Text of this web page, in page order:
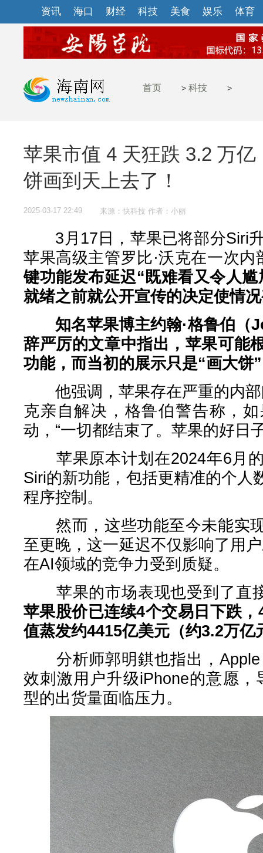
资讯 海口 财经 科技 美食 娱乐 体育
首页 > 科技 >
苹果市值 4 天狂跌 3.2 万
饼画到天上去了！
2025-03-17 22:49 来源：快科技 作者：小丽
3月17日，苹果已将部分Siri升
苹果高级主管罗比·沃克在一次内
键功能发布延迟“既难看又令人
就绪之前就公开宣传的决定使情
知名苹果博主约翰·格鲁伯
辞严厉的文章中指出，苹果可能
功能，而当初的展示只是“画大饼
他强调，苹果存在严重的内部
克亲自解决，格鲁伯警告称，
动，“一切都结束了。苹果的好日
苹果原本计划在2024年6月的
Siri的新功能，包括更精准的个人
程序控制。
然而，这些功能至今未能实
至更晚，这一延迟不仅影响了用
在AI领域的竞争力受到质疑。
苹果的市场表现也受到了直
苹果股价已连续4个交易日下跌
值蒸发约4415亿美元（约3.2万亿
分析师郭明錤也指出，Apple
效刺激用户升级iPhone的意愿，
型的出货量面临压力。